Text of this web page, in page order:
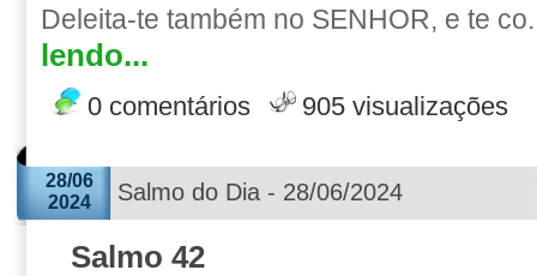
Deleita-te também no SENHOR, e te
lendo...
0 comentários 905 visualizações
28/06
2024
Salmo do Dia - 28/06/2024
Salmo 42